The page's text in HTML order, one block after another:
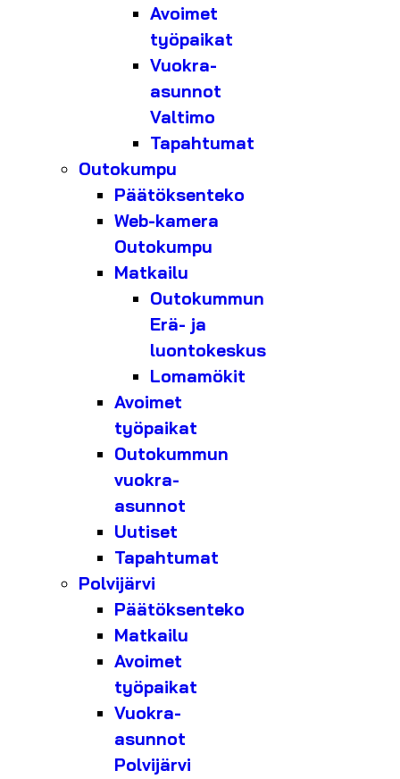
Avoimet
työpaikat
Vuokra-
asunnot
Valtimo
Tapahtumat
Outokumpu
Päätöksenteko
Web-kamera
Outokumpu
Matkailu
Outokummun
Erä- ja
luontokeskus
Lomamökit
Avoimet
työpaikat
Outokummun
vuokra-
asunnot
Uutiset
Tapahtumat
Polvijärvi
Päätöksenteko
Matkailu
Avoimet
työpaikat
Vuokra-
asunnot
Polvijärvi